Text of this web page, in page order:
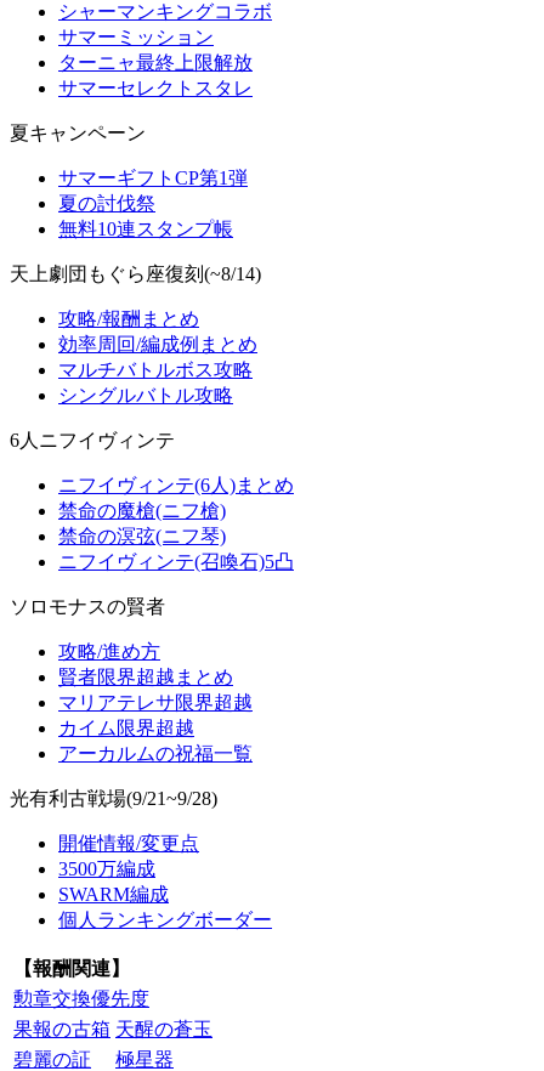
シャーマンキングコラボ
サマーミッション
ターニャ最終上限解放
サマーセレクトスタレ
夏キャンペーン
サマーギフトCP第1弾
夏の討伐祭
無料10連スタンプ帳
天上劇団もぐら座復刻(~8/14)
攻略/報酬まとめ
効率周回/編成例まとめ
マルチバトルボス攻略
シングルバトル攻略
6人ニフイヴィンテ
ニフイヴィンテ(6人)まとめ
禁命の魔槍(ニフ槍)
禁命の溟弦(ニフ琴)
ニフイヴィンテ(召喚石)5凸
ソロモナスの賢者
攻略/進め方
賢者限界超越まとめ
マリアテレサ限界超越
カイム限界超越
アーカルムの祝福一覧
光有利古戦場(9/21~9/28)
開催情報/変更点
3500万編成
SWARM編成
個人ランキングボーダー
【報酬関連】
勲章交換優先度
果報の古箱 天醒の蒼玉
碧麗の証
極星器